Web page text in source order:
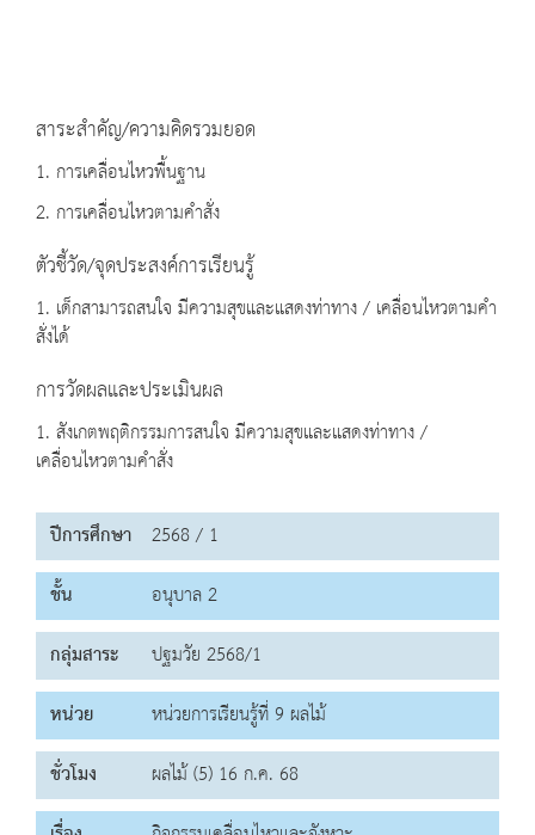
สาระสำคัญ/ความคิดรวมยอด
1. การเคลื่อนไหวพื้นฐาน
2. การเคลื่อนไหวตามคำสั่ง
ตัวชี้วัด/จุดประสงค์การเรียนรู้
1. เด็กสามารถสนใจ มีความสุขและแสดงท่าทาง / เคลื่อนไหวตามคำ
สั่งได้
การวัดผลและประเมินผล
1. สังเกตพฤติกรรมการสนใจ มีความสุขและแสดงท่าทาง /
เคลื่อนไหวตามคำสั่ง
ปีการศึกษา 2568 / 1
ชั้น
อนุบาล 2
กลุ่มสาระ
ปฐมวัย 2568/1
หน่วย
หน่วยการเรียนรู้ที่ 9 ผลไม้
ชั่วโมง
ผลไม้ (5) 16 ก.ค. 68